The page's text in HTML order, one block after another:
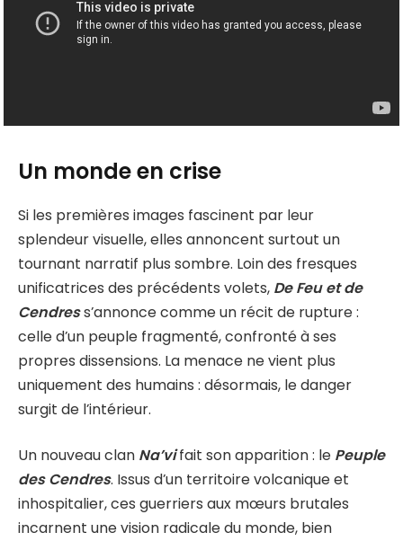
Un monde en crise
Si les premières images fascinent par leur
splendeur visuelle, elles annoncent surtout un
tournant narratif plus sombre. Loin des fresques
unificatrices des précédents volets, De Feu et de
Cendress’annonce comme un récit de rupture :
celle d’un peuple fragmenté, confronté à ses
propres dissensions. La menace ne vient plus
uniquement des humains : désormais, le danger
surgit de l’intérieur.
Un nouveau clan Na’vifait son apparition : le Peuple
des Cendres. Issus d’un territoire volcanique et
inhospitalier, ces guerriers aux mœurs brutales
incarnent une vision radicale du monde, bien